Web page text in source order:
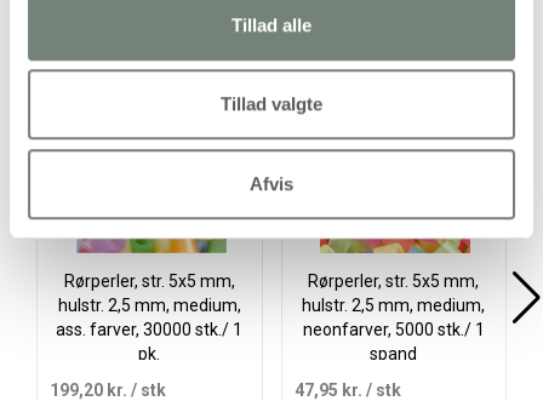
Tillad alle
Tillad valgte
Afvis
Rørperler, str. 5x5 mm,
hulstr. 2,5 mm, medium,
ass. farver, 30000 stk./ 1
pk.
199,20 kr. / stk
Rørperler, str. 5x5 mm,
hulstr. 2,5 mm, medium,
neonfarver, 5000 stk./ 1
spand
47,95 kr. / stk